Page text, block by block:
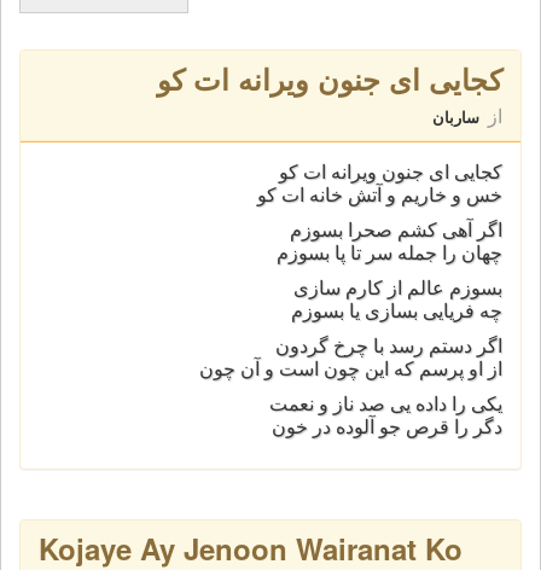
کجايی ای جنون ويرانه ات کو
از ساربان
کجايی ای جنون ويرانه ات کو
خس و خاريم و آتش خانه ات کو
اگر آهی کشم صحرا بسوزم
چهان را جمله سر تا پا بسوزم
بسوزم عالم از کارم سازی
چه فريايی بسازی يا بسوزم
اگر دستم رسد با چرخ گردون
از او پرسم که اين چون است و آن چون
يکی را داده يی صد ناز و نعمت
دگر را قرص جو آلوده در خون
Kojaye Ay Jenoon Wairanat Ko